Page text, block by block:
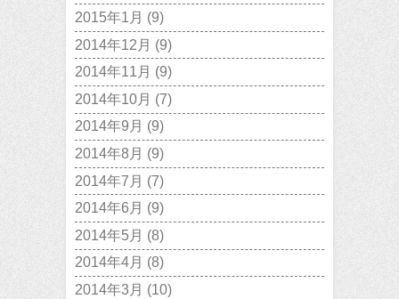
2015年1月 (9)
2014年12月 (9)
2014年11月 (9)
2014年10月 (7)
2014年9月 (9)
2014年8月 (9)
2014年7月 (7)
2014年6月 (9)
2014年5月 (8)
2014年4月 (8)
2014年3月 (10)